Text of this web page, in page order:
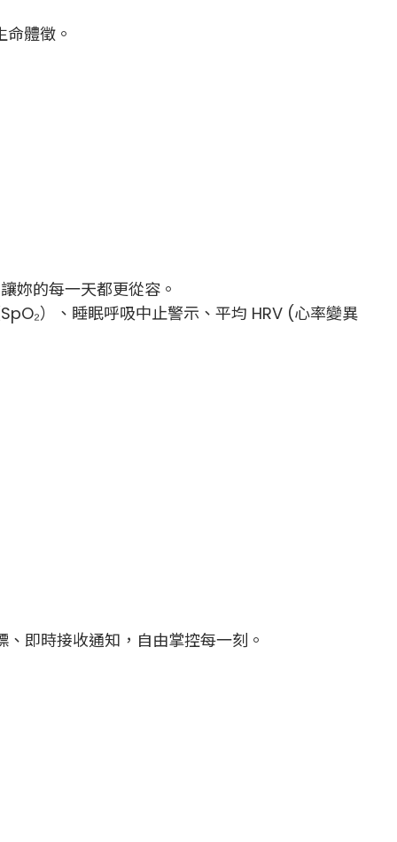
體徵。
妳的每一天都更從容。
）、睡眠呼吸中止警示、平均 HRV (心率變異
即時接收通知，自由掌控每一刻。